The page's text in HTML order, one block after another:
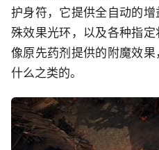
护身符，它提供全自动的
殊效果光环，以及各种指
像原先药剂提供的附魔效
什么之类的。